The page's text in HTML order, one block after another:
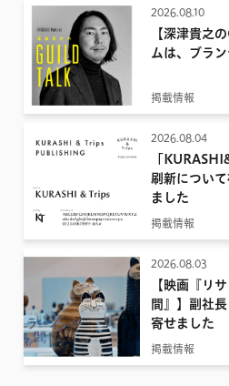
2026.08.10
【深津貴之
ムは、ブラ
掲載情報
2026.08.04
「
刷新につい
ました
掲載情報
2026.08.03
【映画『リ
間』】副社
寄せました
掲載情報